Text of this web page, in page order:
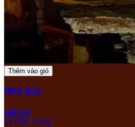
Thêm vào giỏ
Nhà Xưa
Liên hệ
Lê Hữu Long